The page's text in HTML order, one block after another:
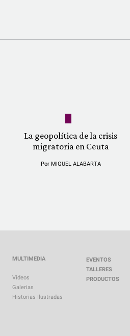
La geopolítica de la crisis
migratoria en Ceuta
Por MIGUEL ALABARTA
MULTIMEDIA
Videos
Galerias
Historias Ilustradas
EVENTOS
TALLERES
PRODUCTOS